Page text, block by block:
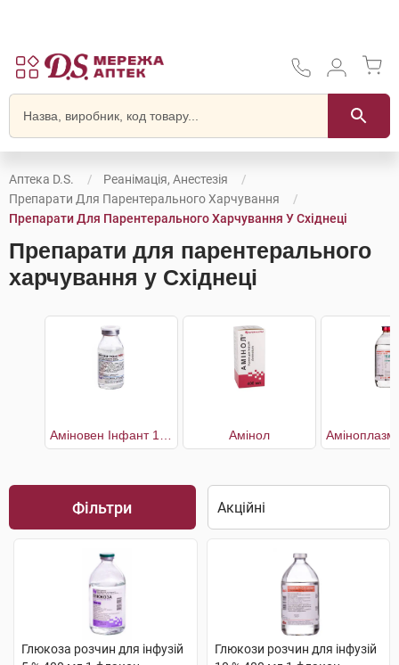
Аптека D.S.
Реанімація, Анестезія
Препарати Для Парентерального Харчування
Препарати Для Парентерального Харчування У Східнеці
Препарати для парентерального
харчування у Східнеці
Амінол
Фільтри
Глюкоза розчин для інфузій
Глюкози розчин для інфузій